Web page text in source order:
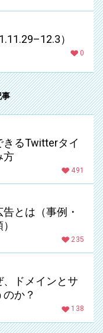
）
0
事
るTwitterタイ
方
491
とは（事例・
235
、ドメインとサ
か？
138